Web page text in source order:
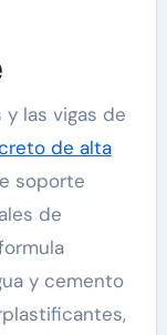
las vigas de
de alta
soporte
de
y cemento